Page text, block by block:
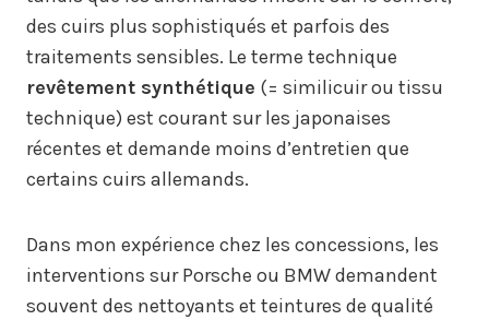
des cuirs plus sophistiqués et parfois des
traitements sensibles. Le terme technique
revêtement synthétique (= similicuir ou tissu
technique) est courant sur les japonaises
récentes et demande moins d’entretien que
certains cuirs allemands.
Dans mon expérience chez les concessions, les
interventions sur Porsche ou BMW demandent
souvent des nettoyants et teintures de qualité